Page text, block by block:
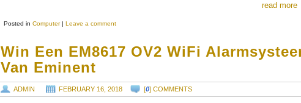
read more
Posted in Computer | Leave a comment
Win Een EM8617 OV2 WiFi
Van Eminent
ADMIN FEBRUARY 16, 2018 [0] COMMENTS